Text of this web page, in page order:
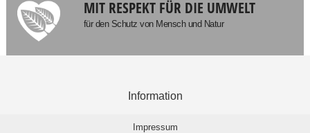
MIT RESPEKT FÜR DIE UMWELT
für den Schutz von Mensch und Natur
Information
Impressum